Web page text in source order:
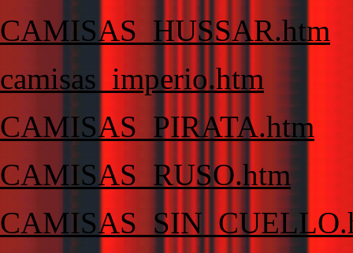
CAMISAS_HUSSAR.htm
camisas_imperio.htm
CAMISAS_PIRATA.htm
CAMISAS_RUSO.htm